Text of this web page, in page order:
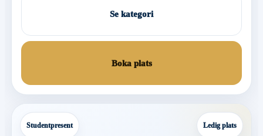
Se kategori
Boka plats
Studentpresent Ledig plats